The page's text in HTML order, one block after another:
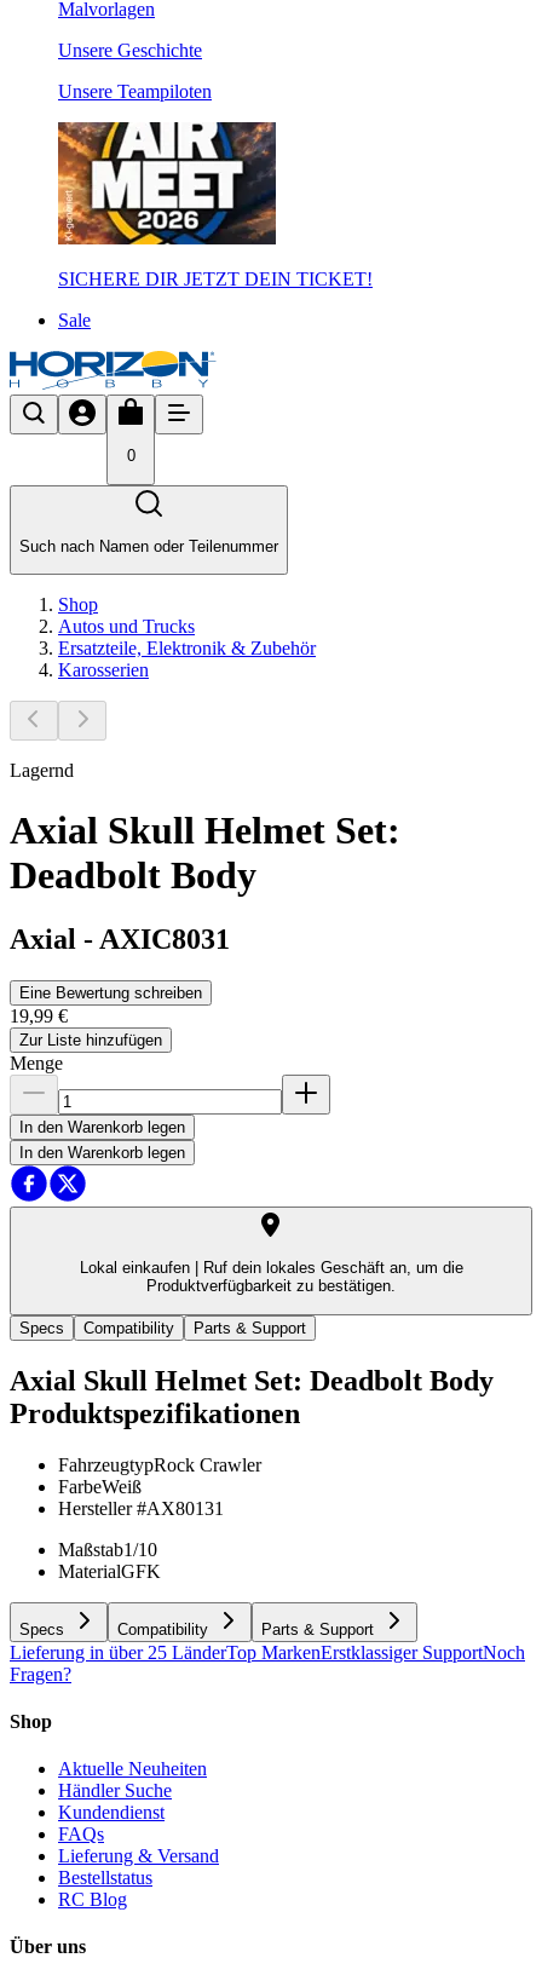
Malvorlagen
Unsere Geschichte
Unsere Teampiloten
SICHERE DIR JETZT DEIN TICKET!
Sale
0
Such nach Namen oder Teilenummer
Shop
Autos und Trucks
Ersatzteile, Elektronik & Zubehör
Karosserien
Lagernd
Axial Skull Helmet Set:
Deadbolt Body
Axial - AXIC8031
Eine Bewertung schreiben
19,99 €
Zur Liste hinzufügen
Menge
In den Warenkorb legen
In den Warenkorb legen
Lokal einkaufen |
Ruf dein lokales Geschäft an, um die
Produktverfügbarkeit zu bestätigen.
Specs Compatibility Parts & Support
Axial Skull Helmet Set: Deadbolt Body
Produktspezifikationen
FahrzeugtypRock Crawler
FarbeWeiß
Hersteller #AX80131
Maßstab1/10
MaterialGFK
Specs Compatibility Parts & Support
Lieferung in über 25 LänderTop MarkenErstklassiger SupportNoch
Fragen?
Shop
Aktuelle Neuheiten
Händler Suche
Kundendienst
FAQs
Lieferung & Versand
Bestellstatus
RC Blog
Über uns